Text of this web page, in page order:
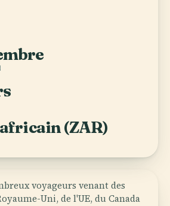
(ZAR)
voyageurs venant des
Uni, de l'UE, du Canada